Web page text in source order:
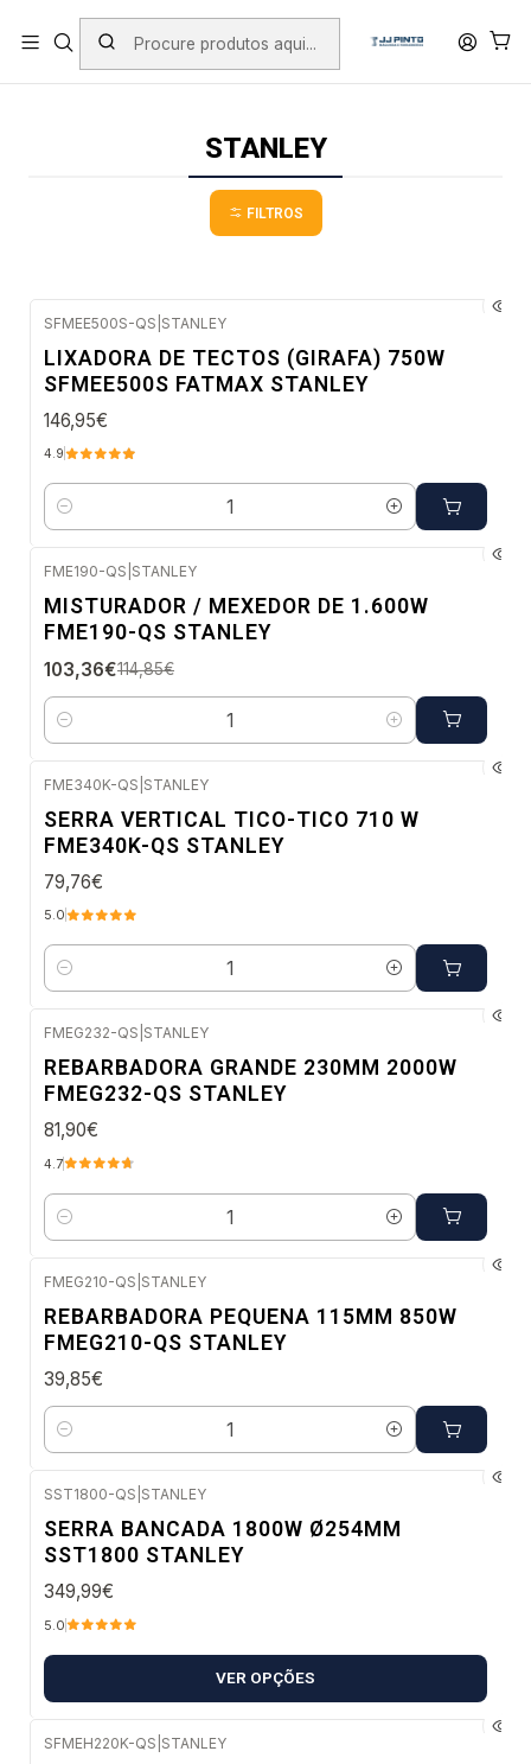
PORTES INCLUÍDOS EM ENCOMENDAS +75€ (excepto ilhas)
Início PRODUTOS FERRAMENTAS COM FIO
STANLEY
FILTROS
SFMEE500S-QS STANLEY
LIXADORA DE TECTOS (GIRAFA) 750W
SFMEE500S FATMAX STANLEY
146,95€
4.9
Quantidade
-10%
DESC.
Envio imediato
FME190-QS STANLEY
MISTURADOR / MEXEDOR DE 1.600W
FME190-QS STANLEY
103,36€114,85€
Quantidade
FME340K-QS STANLEY
SERRA VERTICAL TICO-TICO 710 W
FME340K-QS STANLEY
79,76€
5.0
Quantidade
FMEG232-QS STANLEY
REBARBADORA GRANDE 230MM 2000W
FMEG232-QS STANLEY
81,90€
4.7
Quantidade
FMEG210-QS STANLEY
REBARBADORA PEQUENA 115MM 850W
FMEG210-QS STANLEY
39,85€
Quantidade
SST1800-QS STANLEY
SERRA BANCADA 1800W Ø254MM
SST1800 STANLEY
349,99€
5.0
VER OPÇÕES
SFMEH220K-QS STANLEY